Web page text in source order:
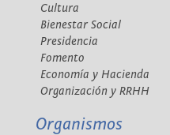
Cultura
Bienestar Social
Presidencia
Fomento
Economía y Hacienda
Organización y RRHH
Organismos